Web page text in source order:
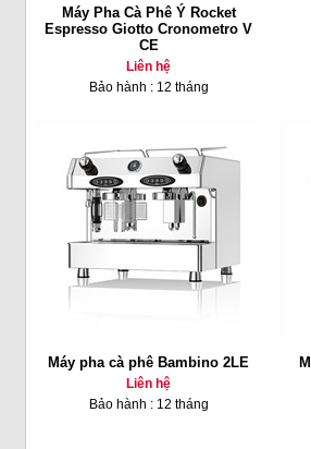
Máy Pha Cà Phê Ý Rocket
Espresso Giotto Cronometro V
CE
Liên hệ
Bảo hành : 12 tháng
Máy pha cà phê Bambino 2LE
Liên hệ
Bảo hành : 12 tháng